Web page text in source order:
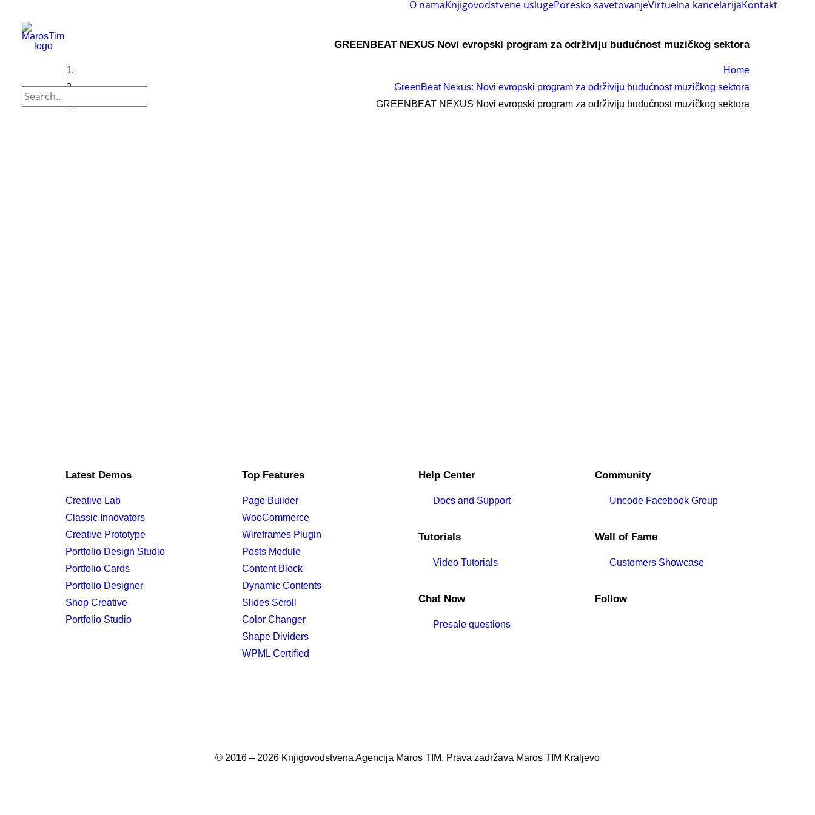
O namaKnjigovodstvene uslugePoresko savetovanjeVirtuelna kancelarijaKontakt
GREENBEAT NEXUS Novi evropski program za održiviju budućnost muzičkog sektora
Home
GreenBeat Nexus: Novi evropski program za održiviju budućnost muzičkog sektora
GREENBEAT NEXUS Novi evropski program za održiviju budućnost muzičkog sektora
Latest Demos
Creative Lab
Classic Innovators
Creative Prototype
Portfolio Design Studio
Portfolio Cards
Portfolio Designer
Shop Creative
Portfolio Studio
Top Features
Page Builder
WooCommerce
Wireframes Plugin
Posts Module
Content Block
Dynamic Contents
Slides Scroll
Color Changer
Shape Dividers
WPML Certified
Help Center
Docs and Support
Tutorials
Video Tutorials
Chat Now
Presale questions
Community
Uncode Facebook Group
Wall of Fame
Customers Showcase
Follow
© 2016 – 2026 Knjigovodstvena Agencija Maros TIM. Prava zadržava Maros TIM Kraljevo